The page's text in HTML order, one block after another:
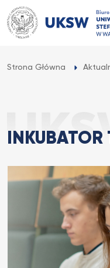
Przejdź
do
treści
Strona Główna
INKUBATOR